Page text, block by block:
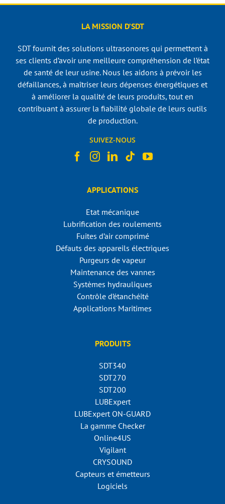
LA MISSION D’SDT
SDT fournit des solutions ultrasonores qui permettent à
ses clients d’avoir une meilleure compréhension de l’état
de santé de leur usine. Nous les aidons à prévoir les
défaillances, à maîtriser leurs dépenses énergétiques et
à améliorer la qualité de leurs produits, tout en
contribuant à assurer la fiabilité globale de leurs outils
de production.
SUIVEZ-NOUS
APPLICATIONS
Etat mécanique
Lubrification des roulements
Fuites d’air comprimé
Défauts des appareils électriques
Purgeurs de vapeur
Maintenance des vannes
Systèmes hydrauliques
Contrôle d’étanchéité
Applications Maritimes
PRODUITS
SDT340
SDT270
SDT200
LUBExpert
LUBExpert ON-GUARD
La gamme Checker
Online4US
Vigilant
CRYSOUND
Capteurs et émetteurs
Logiciels